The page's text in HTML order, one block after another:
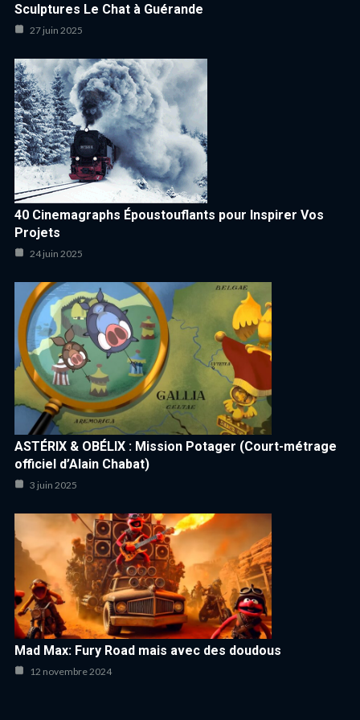
Sculptures Le Chat à Guérande
27 juin 2025
40 Cinemagraphs Époustouflants pour Inspirer Vos
Projets
24 juin 2025
ASTÉRIX & OBÉLIX : Mission Potager (Court-métrage
officiel d’Alain Chabat)
3 juin 2025
Mad Max: Fury Road mais avec des doudous
12 novembre 2024